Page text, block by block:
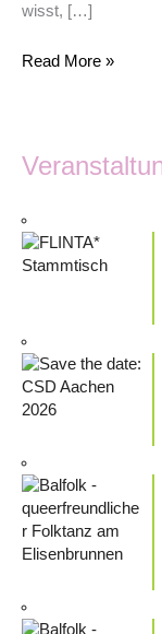
wisst, […]
Read More »